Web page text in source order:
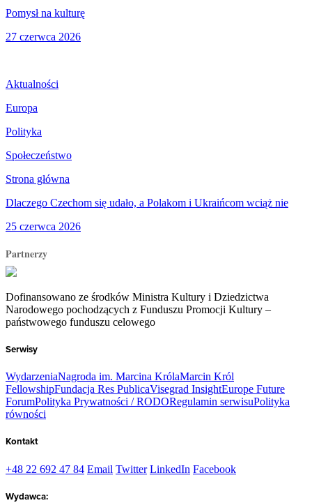
Pomysł na kulturę
27 czerwca 2026
Aktualności
Europa
Polityka
Społeczeństwo
Strona główna
Dlaczego Czechom się udało, a Polakom i Ukraińcom wciąż nie
25 czerwca 2026
Partnerzy
Dofinansowano ze środków Ministra Kultury i Dziedzictwa
Narodowego pochodzących z Funduszu Promocji Kultury –
państwowego funduszu celowego
Serwisy
WydarzeniaNagroda im. Marcina KrólaMarcin Król
FellowshipFundacja Res PublicaVisegrad InsightEurope Future
ForumPolityka Prywatności / RODORegulamin serwisuPolityka
równości
Kontakt
+48 22 692 47 84 Email Twitter LinkedIn Facebook
Wydawca: